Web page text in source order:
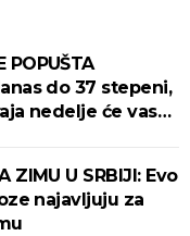
POPUŠTA
do 37 stepeni,
nedelje će vas
ZIMU U SRBIJI: Evo
najavljuju za